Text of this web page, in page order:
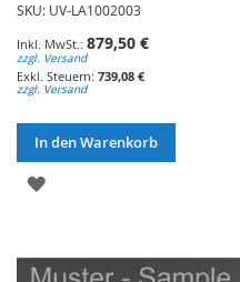
SKU: UV-LA1002003
879,50 €
zzgl. Versand
739,08 €
zzgl. Versand
In den Warenkorb
ZUR
HINZUFÜGEN